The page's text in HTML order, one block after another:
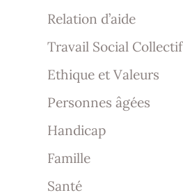
Relation d’aide
Travail Social Collectif
Ethique et Valeurs
Personnes âgées
Handicap
Famille
Santé